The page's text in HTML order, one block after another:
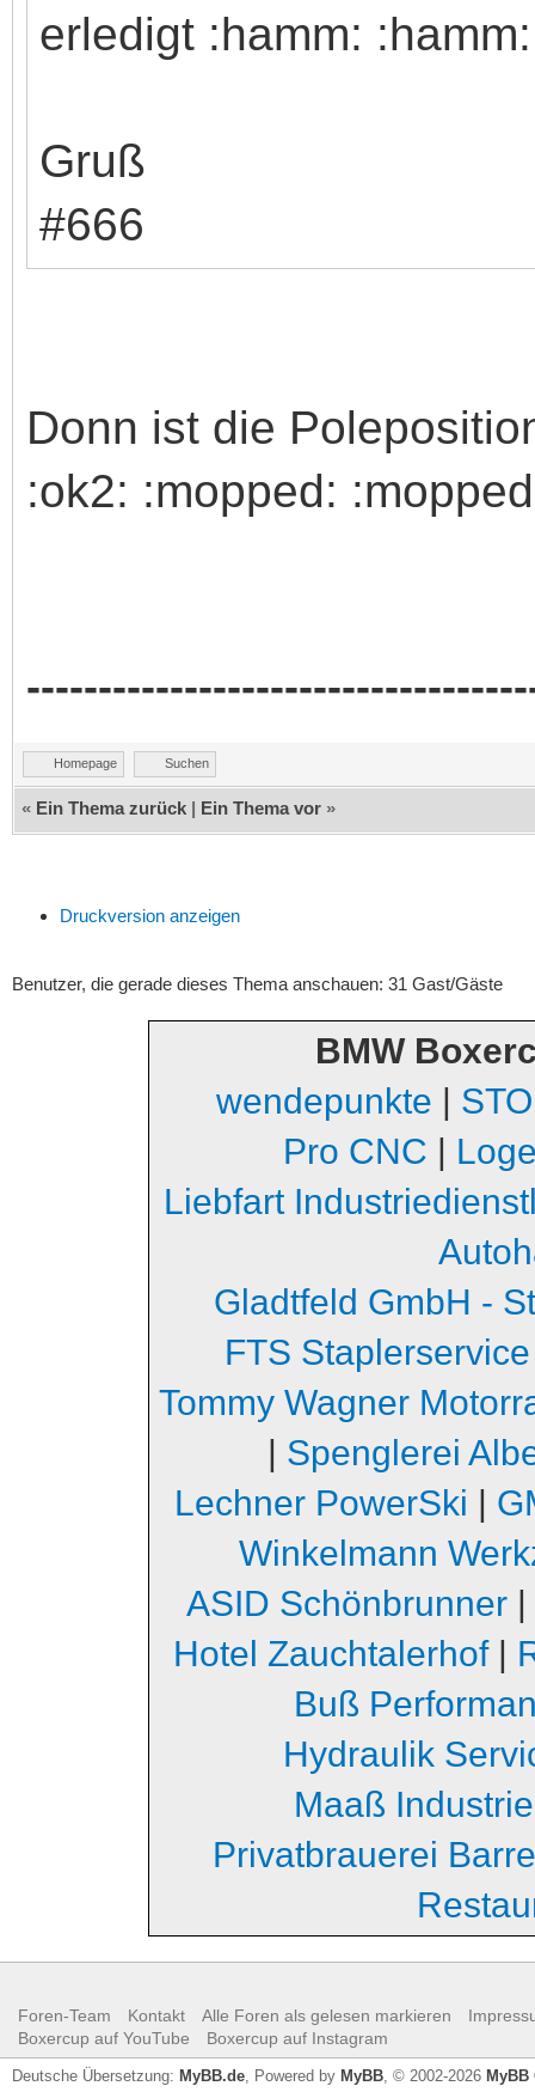
erledigt :hamm:
Gruß
#666
Donn ist die
:ok2: :mopped:
Homepage Suchen
« Ein Thema zurück | Ein Thema vor »
Druckversion anzeigen
Benutzer, die gerade dieses Thema anschauen: 31 Gast/Gäste
BMW
wendepunkte |
Pro CNC |
Liebfart
Gladtfeld GmbH -
FTS Staplerservice
Tommy Wagner
| Spenglerei
Lechner PowerSki |
Winkelmann
ASID Schönbrunner|
Hotel Zauchtalerhof|
Buß
Hydraulik
Maaß
Privatbrauerei Barre
Foren-Team Kontakt Alle Foren als gelesen markieren
Boxercup auf YouTube
Boxercup auf Instagram
Deutsche Übersetzung: MyBB.de , Powered by MyBB , © 2002-2026 MyBB